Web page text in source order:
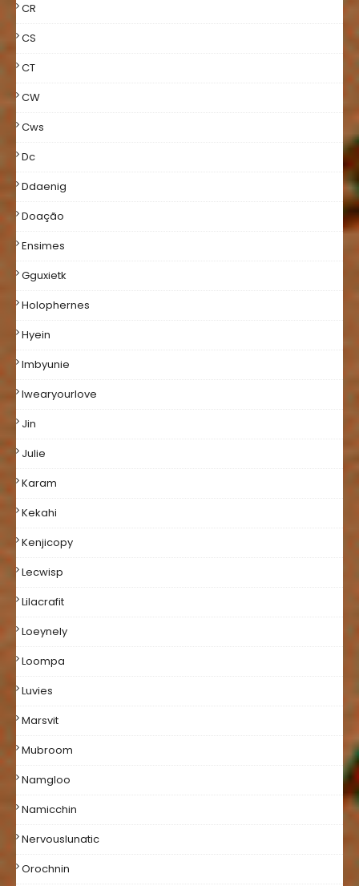
CR
CS
CT
CW
Cws
Dc
Ddaenig
Doação
Ensimes
Gguxietk
Holophernes
Hyein
Imbyunie
Iwearyourlove
Jin
Julie
Karam
Kekahi
Kenjicopy
Lecwisp
Lilacrafit
Loeynely
Loompa
Luvies
Marsvit
Mubroom
Namgloo
Namicchin
Nervouslunatic
Orochnin